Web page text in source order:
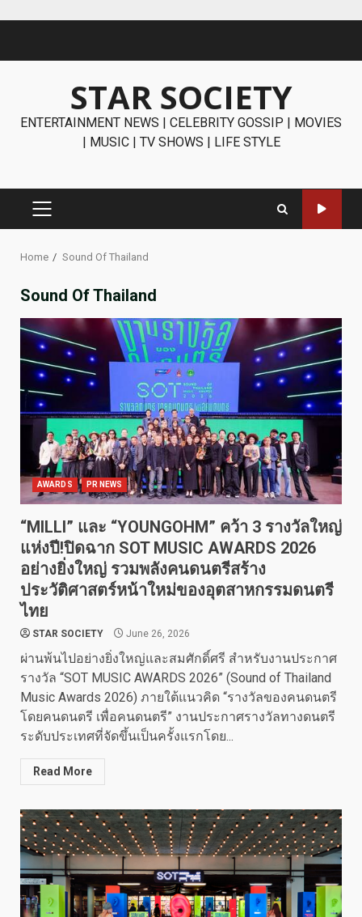
STAR SOCIETY
ENTERTAINMENT NEWS | CELEBRITY GOSSIP | MOVIES
| MUSIC | TV SHOWS | LIFE STYLE
PRIMARY
Home Sound Of Thailand
Sound Of Thailand
AWARDS PR NEWS
“MILLI” และ “YOUNGOHM” คว้า 3 รางวัลใหญ่
แห่งปี!ปิดฉาก SOT MUSIC AWARDS 2026
อย่างยิ่งใหญ่ รวมพลังคนดนตรีสร้าง
ประวัติศาสตร์หน้าใหม่ของอุตสาหกรรมดนตรี
ไทย
STAR SOCIETY June 26, 2026
ผ่านพ้นไปอย่างยิ่งใหญ่และสมศักดิ์ศรี สำหรับงานประกาศ
รางวัล “SOT MUSIC AWARDS 2026” (Sound of Thailand
Music Awards 2026) ภายใต้แนวคิด “รางวัลของคนดนตรี
โดยคนดนตรี เพื่อคนดนตรี” งานประกาศรางวัลทางดนตรี
ระดับประเทศที่จัดขึ้นเป็นครั้งแรกโดย...
Read More